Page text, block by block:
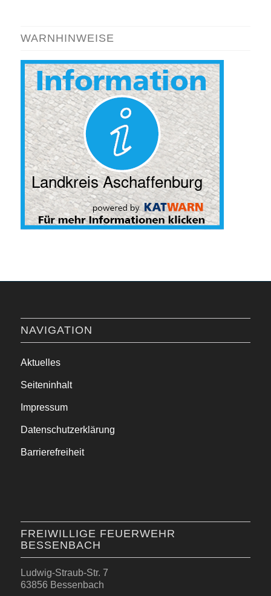
WARNHINWEISE
NAVIGATION
Aktuelles
Seiteninhalt
Impressum
Datenschutzerklärung
Barrierefreiheit
FREIWILLIGE FEUERWEHR
BESSENBACH
Ludwig-Straub-Str. 7
63856 Bessenbach